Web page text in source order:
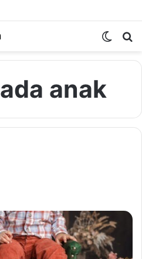
Switch
anak